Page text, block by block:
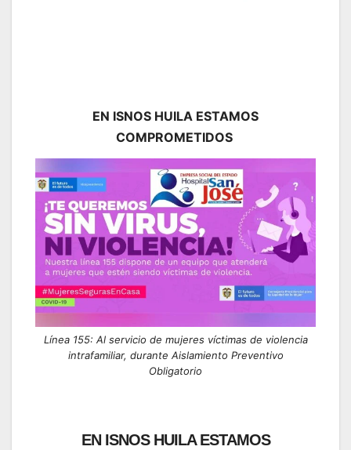
EN ISNOS HUILA ESTAMOS
COMPROMETIDOS
Línea 155: Al servicio de mujeres víctimas de violencia
intrafamiliar, durante Aislamiento Preventivo
Obligatorio
EN ISNOS HUILA ESTAMOS